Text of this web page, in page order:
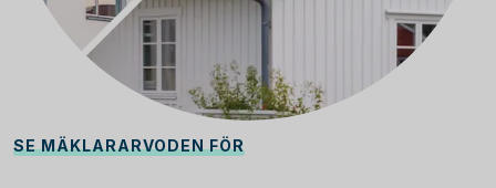
SE MÄKLARARVODEN FÖR